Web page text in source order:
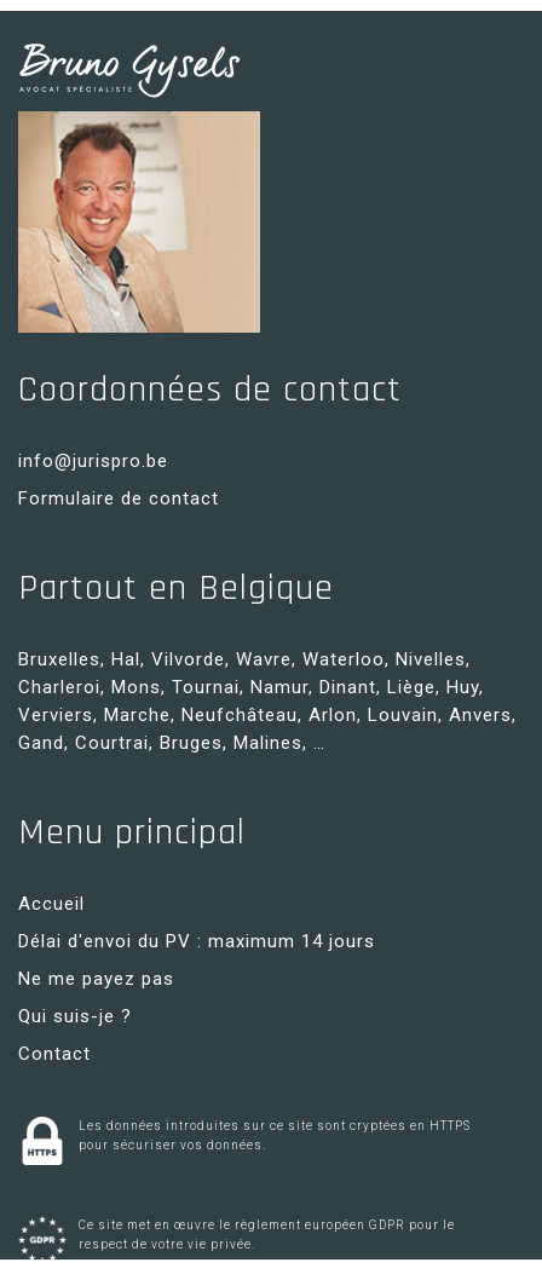
Coordonnées de contact
info@jurispro.be
Formulaire de contact
Partout en Belgique
Bruxelles, Hal, Vilvorde, Wavre, Waterloo, Nivelles,
Charleroi, Mons, Tournai, Namur, Dinant, Liège, Huy,
Verviers, Marche, Neufchâteau, Arlon, Louvain, Anvers,
Gand, Courtrai, Bruges, Malines, …
Menu principal
Accueil
Délai d'envoi du PV : maximum 14 jours
Ne me payez pas
Qui suis-je ?
Contact
Les données introduites sur ce site sont cryptées en HTTPS
pour sécuriser vos données.
Ce site met en œuvre le règlement européen GDPR pour le
respect de votre vie privée.